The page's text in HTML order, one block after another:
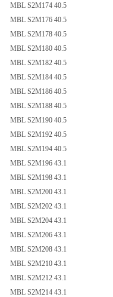
MBL S2M174 40.5
MBL S2M176 40.5
MBL S2M178 40.5
MBL S2M180 40.5
MBL S2M182 40.5
MBL S2M184 40.5
MBL S2M186 40.5
MBL S2M188 40.5
MBL S2M190 40.5
MBL S2M192 40.5
MBL S2M194 40.5
MBL S2M196 43.1
MBL S2M198 43.1
MBL S2M200 43.1
MBL S2M202 43.1
MBL S2M204 43.1
MBL S2M206 43.1
MBL S2M208 43.1
MBL S2M210 43.1
MBL S2M212 43.1
MBL S2M214 43.1